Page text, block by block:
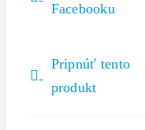
Facebooku
Pripnúť tento
produkt